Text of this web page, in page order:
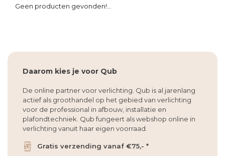
Geen producten gevonden!...
Daarom kies je voor Qub
De online partner voor verlichting. Qub is al jarenlang
actief als groothandel op het gebied van verlichting
voor de professional in afbouw, installatie en
plafondtechniek. Qub fungeert als webshop online in
verlichting vanuit haar eigen voorraad.
Gratis verzending vanaf €75,- *